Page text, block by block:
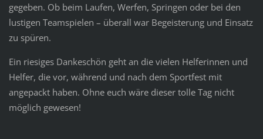
gegeben. Ob beim Laufen, Werfen, Springen oder bei den
lustigen Teamspielen – überall war Begeisterung und Einsatz
zu spüren.
Ein riesiges Dankeschön geht an die vielen Helferinnen und
Helfer, die vor, während und nach dem Sportfest mit
angepackt haben. Ohne euch wäre dieser tolle Tag nicht
möglich gewesen!